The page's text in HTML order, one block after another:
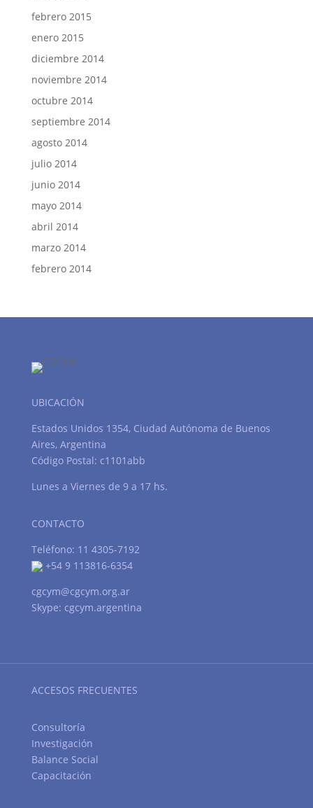
febrero 2015
enero 2015
diciembre 2014
noviembre 2014
octubre 2014
septiembre 2014
agosto 2014
julio 2014
junio 2014
mayo 2014
abril 2014
marzo 2014
febrero 2014
UBICACIÓN
Estados Unidos 1354, Ciudad Autónoma de Buenos
Aires, Argentina
Código Postal: c1101abb
Lunes a Viernes de 9 a 17 hs.
CONTACTO
Teléfono: 11 4305-7192
+54 9 113816-6354
cgcym@cgcym.org.ar
Skype: cgcym.argentina
ACCESOS FRECUENTES
Consultoría
Investigación
Balance Social
Capacitación